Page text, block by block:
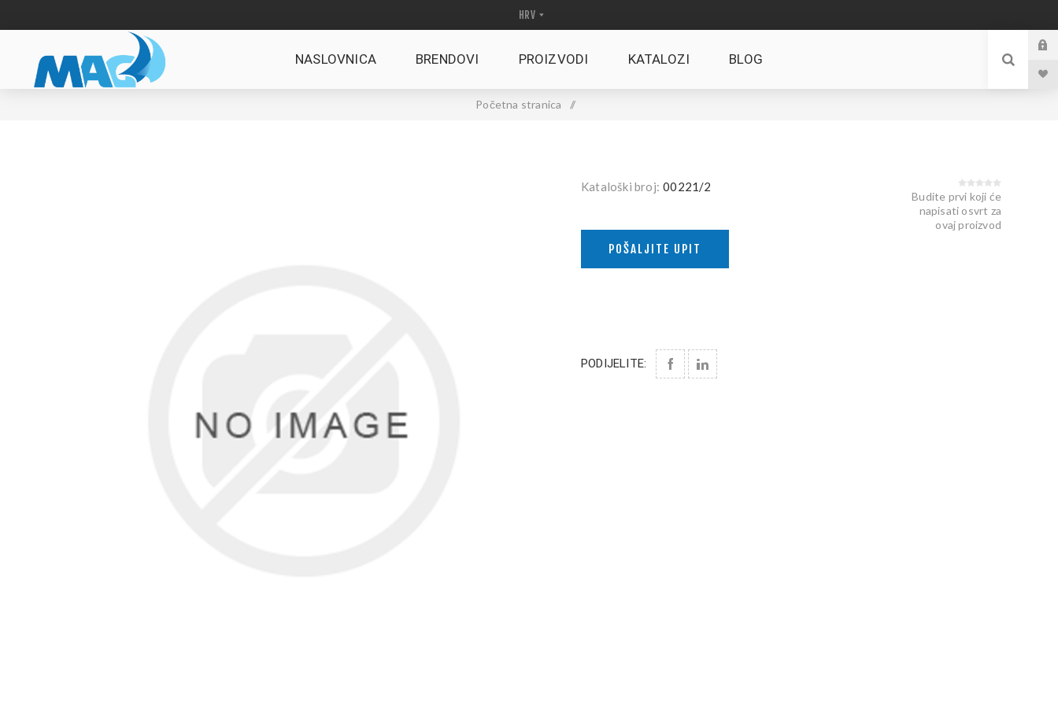
NASLOVNICA BRENDOVI PROIZVODI KATALOZI BLOG
Početna stranica /
Kataloški broj: 00221/2
Budite prvi koji će
napisati osvrt za
ovaj proizvod
POŠALJITE UPIT
PODIJELITE: